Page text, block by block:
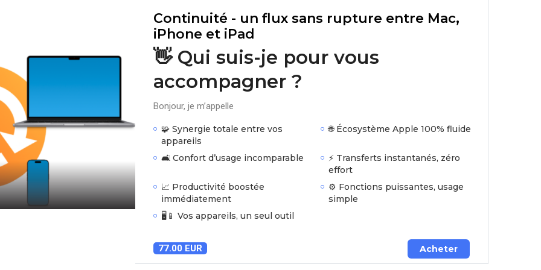
Continuité - un flux sans rupture entre Mac,
iPhone et iPad
👋 Qui suis-je pour vous
accompagner ?
Bonjour, je m’appelle
🧩 Synergie totale entre vos
appareils
🌐 Écosystème Apple 100% fluide
🛋️ Confort d’usage incomparable
⚡ Transferts instantanés, zéro
effort
📈 Productivité boostée
immédiatement
⚙️ Fonctions puissantes, usage
simple
🖥️📱 Vos appareils, un seul outil
77.00 EUR Acheter